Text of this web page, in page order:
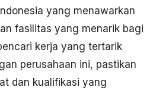
yang menawarkan
fasilitas yang menarik bagi
kerja yang tertarik
perusahaan ini, pastikan
dan kualifikasi yang